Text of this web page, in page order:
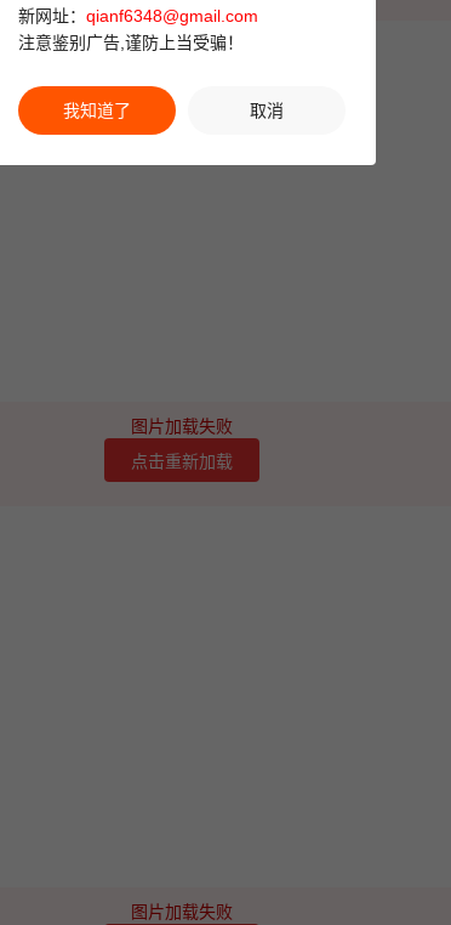
图片加载失败
点击重新加载
图片加载失败
新网址： qianf6348@gmail.com
注意鉴别广告,谨防上当受骗！
我知道了 取消